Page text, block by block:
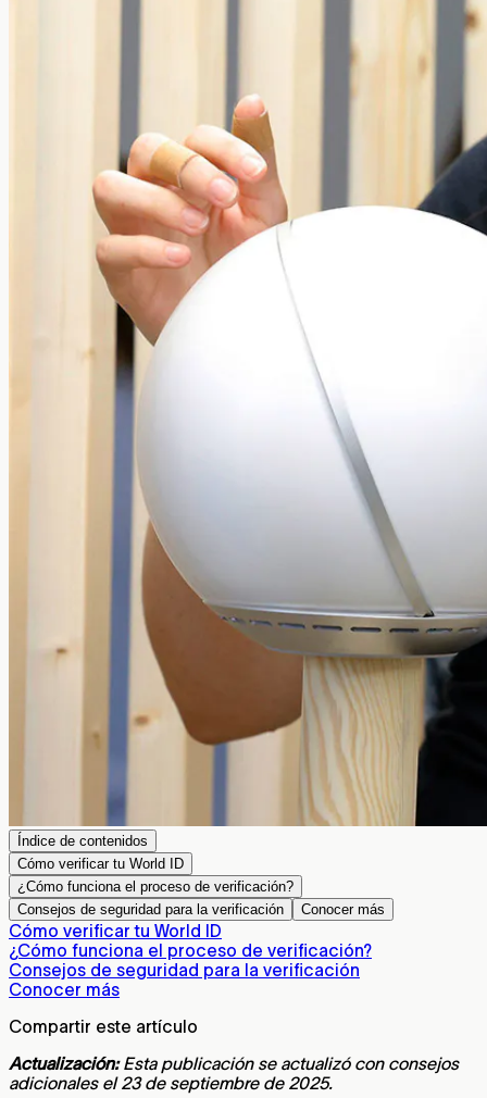
Índice de contenidos
Cómo verificar tu World ID
¿Cómo funciona el proceso de verificación?
Consejos de seguridad para la verificación
Conocer más
Cómo verificar tu World ID
¿Cómo funciona el proceso de verificación?
Consejos de seguridad para la verificación
Conocer más
Compartir este artículo
Actualización:Esta publicación se actualizó con consejos
adicionales el 23 de septiembre de 2025.